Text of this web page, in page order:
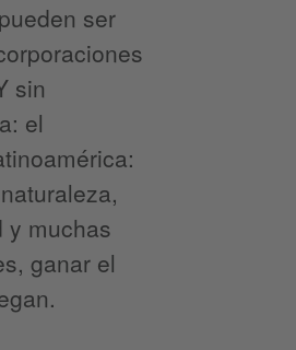
ser
sin
el
y muchas
ganar el